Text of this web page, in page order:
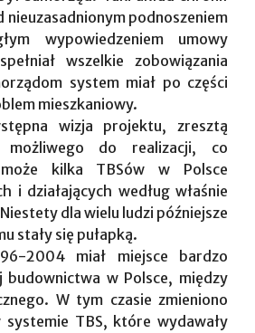
nieuzasadnionym podnoszeniem
wypowiedzeniem umowy
wszelkie zobowiązania
system miał po części
mieszkaniowy.
wizja projektu, zresztą
możliwego do realizacji, co
kilka TBSów w Polsce
i działających według właśnie
dla wielu ludzi późniejsze
stały się pułapką.
2004 miał miejsce bardzo
budownictwa w Polsce, między
W tym czasie zmieniono
systemie TBS, które wydawały